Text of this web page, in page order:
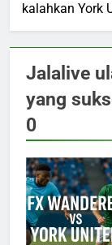
kalahkan York
Jalalive
yang
0